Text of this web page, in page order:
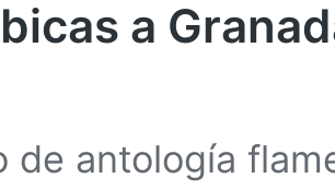
a
de antología